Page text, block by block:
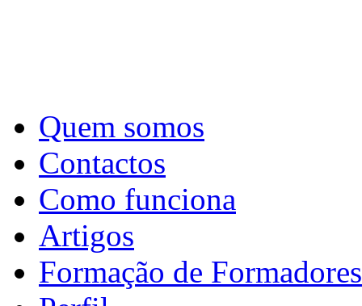
Quem somos
Contactos
Como funciona
Artigos
Formação de Formadores